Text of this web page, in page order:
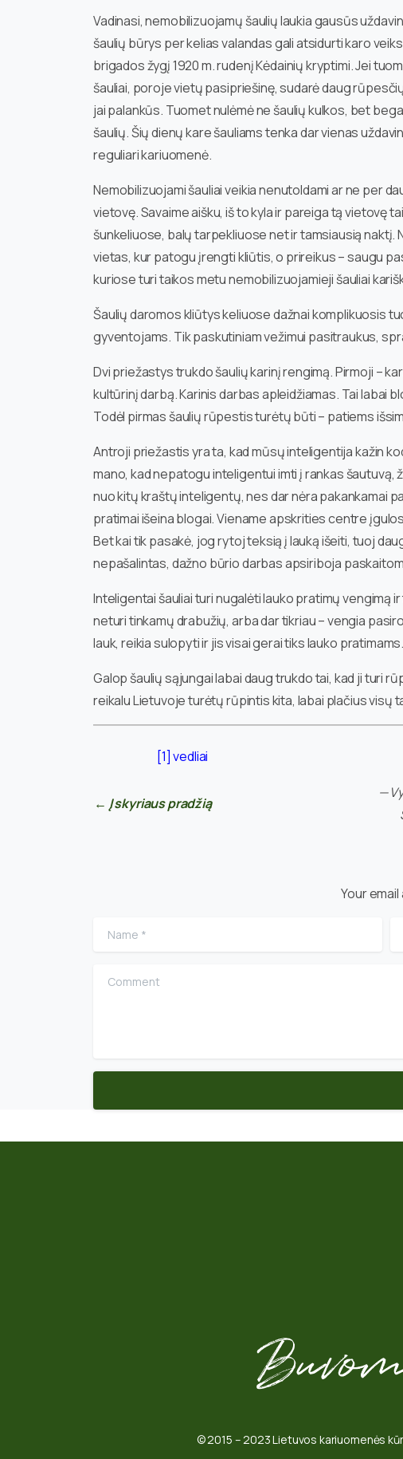
Vadinasi, nemobilizuojamų šaulių laukia gausūs
šaulių būrys per kelias valandas gali atsidurti karo
brigados žygį 1920 m. rudenį Kėdainių kryptimi. Jei
šauliai, poroje vietų pasipriešinę, sudarė daug
jai palankūs. Tuomet nulėmė ne šaulių kulkos, bet
šaulių. Šių dienų kare šauliams tenka dar vienas
reguliari kariuomenė.
Nemobilizuojami šauliai veikia nenutoldami ar ne per
vietovę. Savaime aišku, iš to kyla ir pareiga tą vietovę
šunkeliuose, balų tarpekliuose net ir tamsiausią
vietas, kur patogu įrengti kliūtis, o prireikus – saugu
kuriose turi taikos metu nemobilizuojamieji šauliai
Šaulių daromos kliūtys keliuose dažnai komplikuosis
gyventojams. Tik paskutiniam vežimui pasitraukus,
Dvi priežastys trukdo šaulių karinį rengimą. Pirmoji –
kultūrinį darbą. Karinis darbas apleidžiamas. Tai labai
Todėl pirmas šaulių rūpestis turėtų būti – patiems
Antroji priežastis yra ta, kad mūsų inteligentija kažin
mano, kad nepatogu inteligentui imti į rankas
nuo kitų kraštų inteligentų, nes dar nėra pakankamai
pratimai išeina blogai. Viename apskrities centre
Bet kai tik pasakė, jog rytoj teksią į lauką išeiti, tuoj
nepašalintas, dažno būrio darbas apsiriboja
Inteligentai šauliai turi nugalėti lauko pratimų vengimą
neturi tinkamų drabužių, arba dar tikriau – vengia
lauk, reikia sulopyti ir jis visai gerai tiks lauko pratimams.
Galop šaulių sąjungai labai daug trukdo tai, kad ji turi
reikalu Lietuvoje turėtų rūpintis kita, labai plačius visų
[1] vedliai
← Į skyriaus pradžią
—
Your
Name
Comment
© 2015 – 2023 Lietuvos kariuomenės